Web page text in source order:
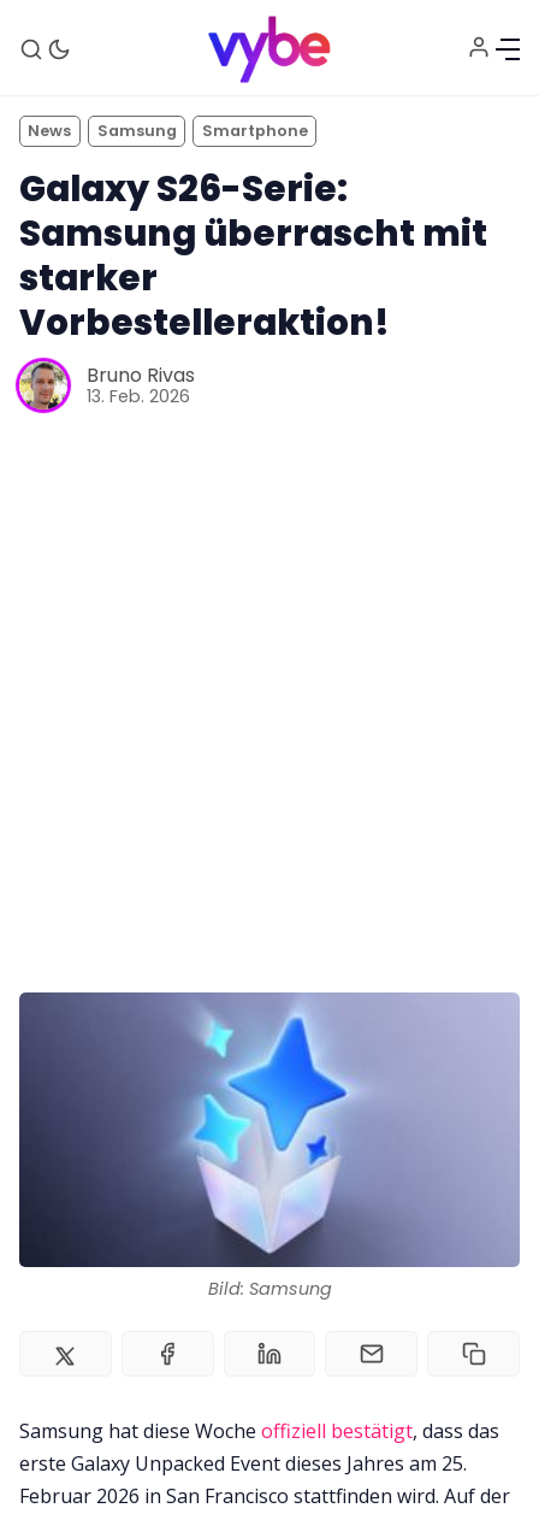
Aktuelles
Kontakt
Impressum
Bild: Samsung
News Samsung Smartphone
Galaxy S26-Serie:
Samsung überrascht mit
starker
Vorbestelleraktion!
Bruno Rivas
13. Feb. 2026
Samsung hat diese Woche offiziell bestätigt, dass das
erste Galaxy Unpacked Event dieses Jahres am 25.
Februar 2026 in San Francisco stattfinden wird. Auf der